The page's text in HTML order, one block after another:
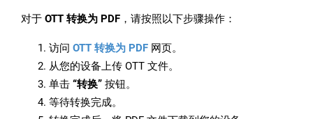
对于 OTT 转换为 PDF ，请按照以下步骤操作：
访问 OTT 转换为 PDF 网页。
从您的设备上传 OTT 文件。
单击 “转换” 按钮。
等待转换完成。